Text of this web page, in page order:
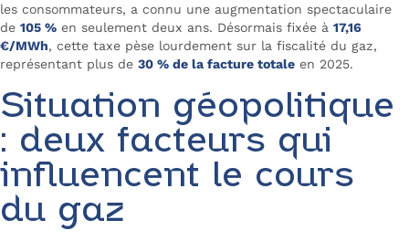
les consommateurs, a connu une augmentation spectaculaire
de 105 % en seulement deux ans. Désormais fixée à 17,16
€/MWh, cette taxe pèse lourdement sur la fiscalité du gaz,
représentant plus de 30 % de la facture totale en 2025.
Situation géopolitique
: deux facteurs qui
influencent le cours
du gaz